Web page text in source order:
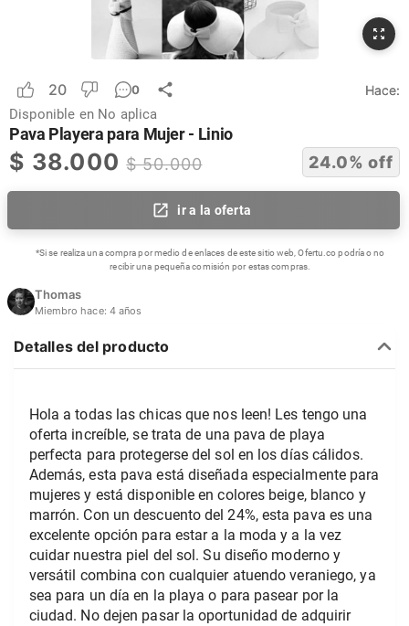
20 0 Hace:
Disponible en No aplica
Pava Playera para Mujer - Linio
$ 38.000 $50.000 24.0% off
ir a la oferta
*Si se realiza una compra por medio de enlaces de este sitio web, Ofertu.co podría o no
recibir una pequeña comisión por estas compras.
Thomas
Miembro hace: 4 años
Detalles del producto
Hola a todas las chicas que nos leen! Les tengo una
oferta increíble, se trata de una pava de playa
perfecta para protegerse del sol en los días cálidos.
Además, esta pava está diseñada especialmente para
mujeres y está disponible en colores beige, blanco y
marrón. Con un descuento del 24%, esta pava es una
excelente opción para estar a la moda y a la vez
cuidar nuestra piel del sol. Su diseño moderno y
versátil combina con cualquier atuendo veraniego, ya
sea para un día en la playa o para pasear por la
ciudad. No dejen pasar la oportunidad de adquirir